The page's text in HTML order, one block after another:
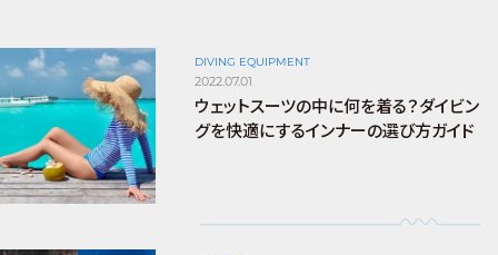
DIVING EQUIPMENT
2022.07.01
ウェットスーツの中に何を着る？ダイビン
グを快適にするインナーの選び方ガイド